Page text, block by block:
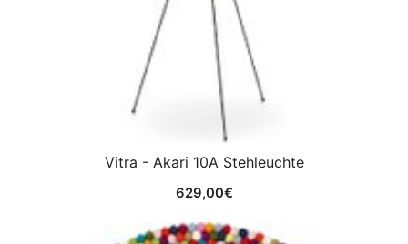
Vitra - Akari 10A Stehleuchte
629,00€